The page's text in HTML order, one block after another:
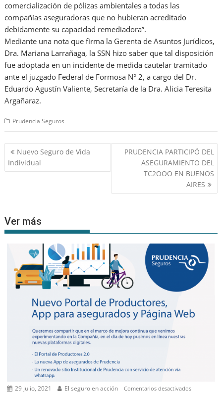
comercialización de pólizas ambientales a todas las
compañías aseguradoras que no hubieran acreditado
debidamente su capacidad remediadora”.
Mediante una nota que firma la Gerenta de Asuntos Jurídicos,
Dra. Mariana Larrañaga, la SSN hizo saber que tal disposición
fue adoptada en un incidente de medida cautelar tramitado
ante el juzgado Federal de Formosa N° 2, a cargo del Dr.
Eduardo Agustín Valiente, Secretaría de la Dra. Alicia Teresita
Argañaraz.
Prudencia Seguros
Navegación
de
entradas
Nuevo Seguro de Vida
Individual
PRUDENCIA PARTICIPÓ DEL
ASEGURAMIENTO DEL
TC2OOO EN BUENOS
AIRES
Ver más
29 julio, 2021 El seguro en acción Comentarios desactivadosen